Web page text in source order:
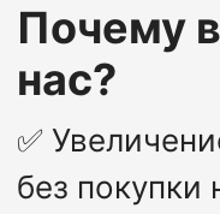
Почему
нас?
✅
без покупки